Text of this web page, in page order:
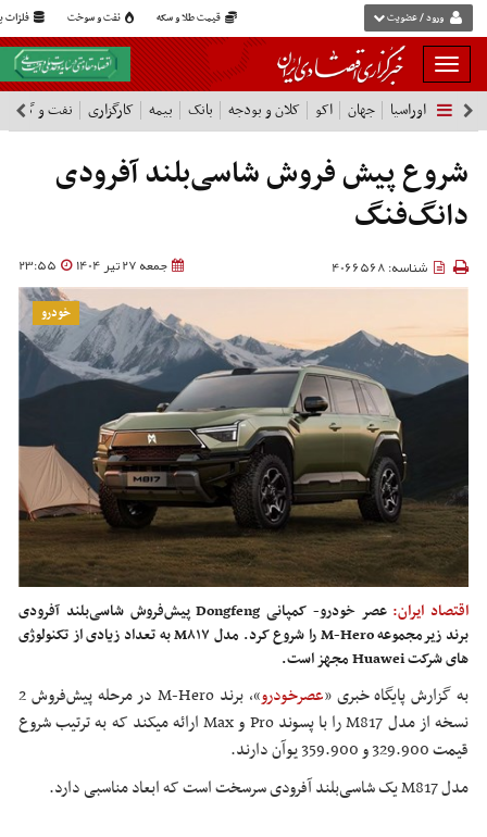
قیمت طلا و سکه نفت و سوخت فلزات ورود / عضویت
بار
و
بسته
نمودن
فهرست
اوراسیا جهان اکو کلان و بودجه بانک بیمه کارگزاری نفت و گاز
شروع پیش فروش شاسی‌بلند آفرودی
دانگ‌فنگ
جمعه 27 تیر 1404 23:55 شناسه: 4066568
خودرو
اقتصاد ایران:
عصر خودرو- کمپانی Dongfeng پیش‌فروش شاسی‌بلند آفرودی
برند زیرمجموعه M-Hero را شروع کرد. مدل M۸۱۷ به تعداد زیادی از تکنولوژی
های شرکت Huawei مجهز است.
به گزارش پایگاه خبری «عصرخودرو
»، برند M-Hero در مرحله پیش‌فروش 2
نسخه از مدل M817 را با پسوند Pro و Max ارائه میکند که به ترتیب شروع
قیمت 329.900 و 359.900 یوآن دارند.
مدل M817 یک شاسی‌بلند آفرودی سرسخت است که ابعاد مناسبی دارد.